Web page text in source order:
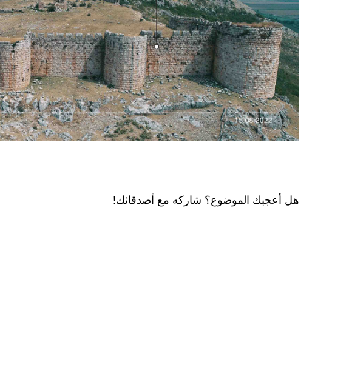
هل أعجبك الموضوع؟ شاركه مع أصدقائك!